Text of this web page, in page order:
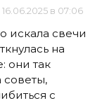
16.06.2025 в 07:06
искала свечи
на
они так
советы,
с